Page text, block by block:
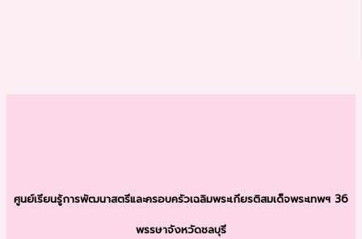
ศูนย์เรียนรู้การพัฒนาสตรีและครอบครัวเฉลิมพระเกียรติสมเด็จพระเทพฯ 36
พรรษาจังหวัดชลบุรี